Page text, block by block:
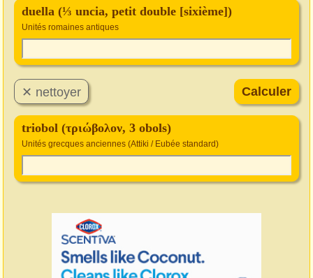
duella (⅓ uncia, petit double [sixième])
Unités romaines antiques
triobol (τριώβολον, 3 obols)
Unités grecques anciennes (Attiki / Eubée standard)